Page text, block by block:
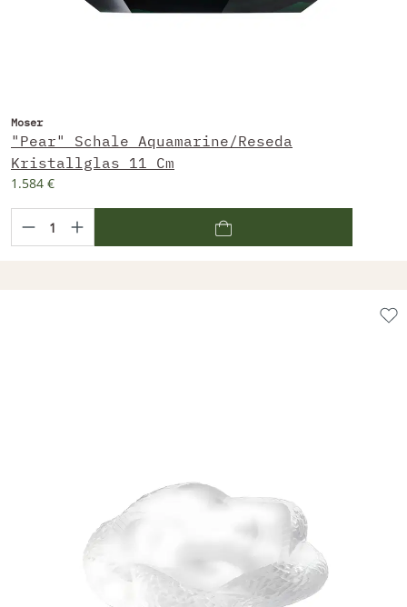
Moser
"Pear" Schale Aquamarine/Reseda
Kristallglas 11 Cm
1.584 €